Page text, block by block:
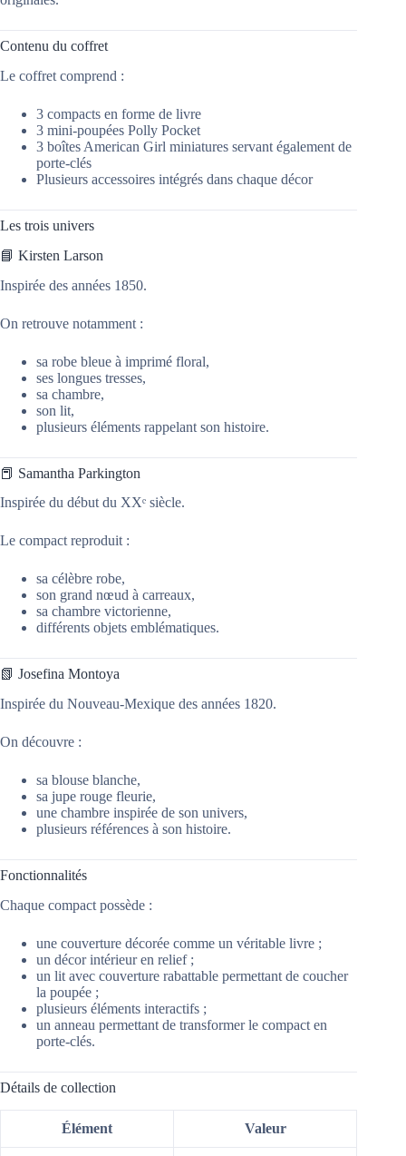
Contenu du coffret
Le coffret comprend :
3 compacts en forme de livre
3 mini-poupées Polly Pocket
3 boîtes American Girl miniatures servant également de
porte-clés
Plusieurs accessoires intégrés dans chaque décor
Les trois univers
📘 Kirsten Larson
Inspirée des années 1850.
On retrouve notamment :
sa robe bleue à imprimé floral,
ses longues tresses,
sa chambre,
son lit,
plusieurs éléments rappelant son histoire.
📕 Samantha Parkington
Inspirée du début du XXᵉ siècle.
Le compact reproduit :
sa célèbre robe,
son grand nœud à carreaux,
sa chambre victorienne,
différents objets emblématiques.
📗 Josefina Montoya
Inspirée du Nouveau-Mexique des années 1820.
On découvre :
sa blouse blanche,
sa jupe rouge fleurie,
une chambre inspirée de son univers,
plusieurs références à son histoire.
Fonctionnalités
Chaque compact possède :
une couverture décorée comme un véritable livre ;
un décor intérieur en relief ;
un lit avec couverture rabattable permettant de coucher
la poupée ;
plusieurs éléments interactifs ;
un anneau permettant de transformer le compact en
porte-clés.
Détails de collection
Élément Valeur